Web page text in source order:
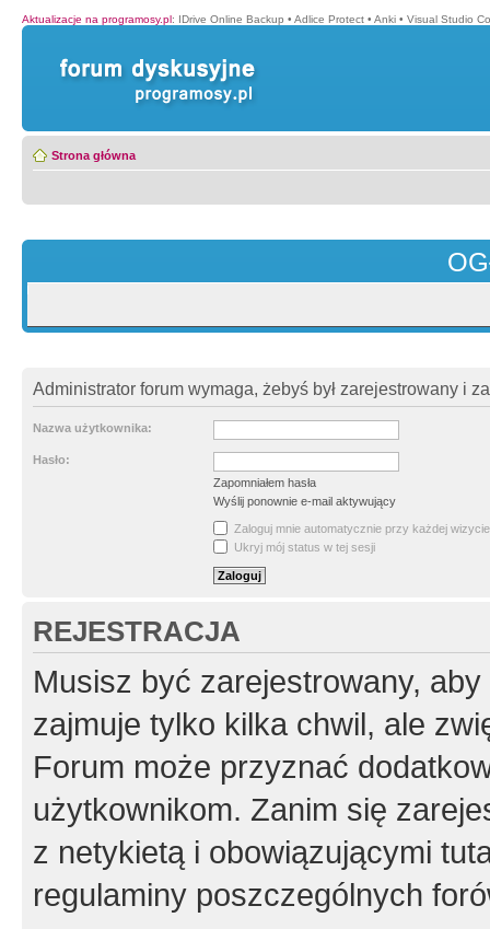
Aktualizacje na programosy.pl: IDrive Online Backup • Adlice Protect • Anki • Visual Studio
Strona główna
Administrator forum wymaga, żebyś był zarejestrowany i
Nazwa użytkownika:
Hasło:
Zapomniałem hasła
Wyślij ponownie e-mail aktywujący
Zaloguj mnie automatycznie przy każdej wizycie
Ukryj mój status w tej sesji
REJESTRACJA
Musisz być zarejestrowany,
zajmuje tylko kilka chwil, ale
Forum może przyznać
użytkownikom. Zanim się
z netykietą i obowiązującymi
regulaminy poszczególnych